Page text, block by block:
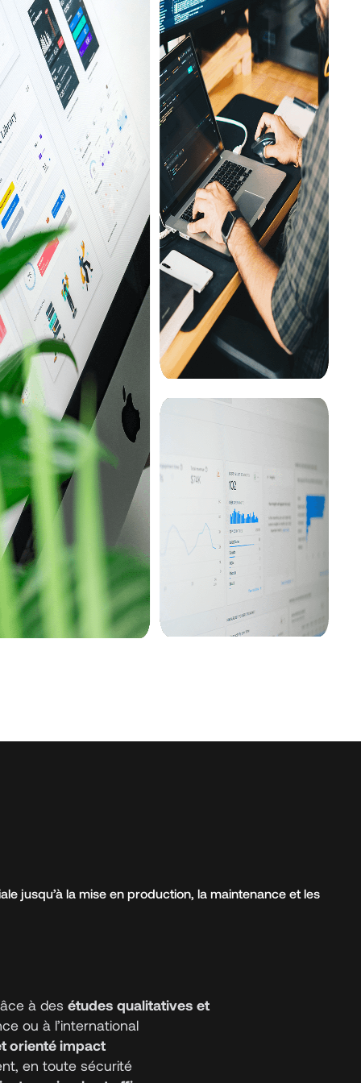
jusqu’à la mise en production, la maintenance et les
à desétudes qualitatives et
ou à l’international
orienté impact
en toute sécurité